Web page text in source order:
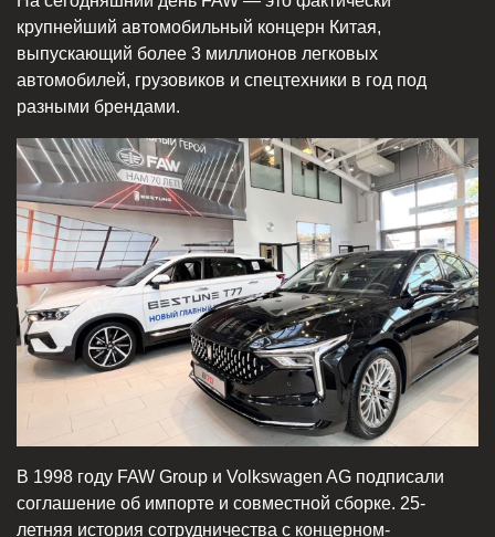
крупнейший автомобильный концерн Китая,
выпускающий более 3 миллионов легковых
автомобилей, грузовиков и спецтехники в год под
разными брендами.
В 1998 году FAW Group и Volkswagen AG подписали
соглашение об импорте и совместной сборке. 25-
летняя история сотрудничества с концерном-